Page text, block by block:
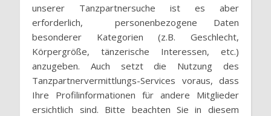
unserer Tanzpartnersuche ist es aber
erforderlich, personenbezogene Daten
besonderer Kategorien (z.B. Geschlecht,
Körpergröße, tänzerische Interessen, etc.)
anzugeben. Auch setzt die Nutzung des
Tanzpartnervermittlungs-Services voraus, dass
Ihre Profilinformationen für andere Mitglieder
ersichtlich sind. Bitte beachten Sie in diesem